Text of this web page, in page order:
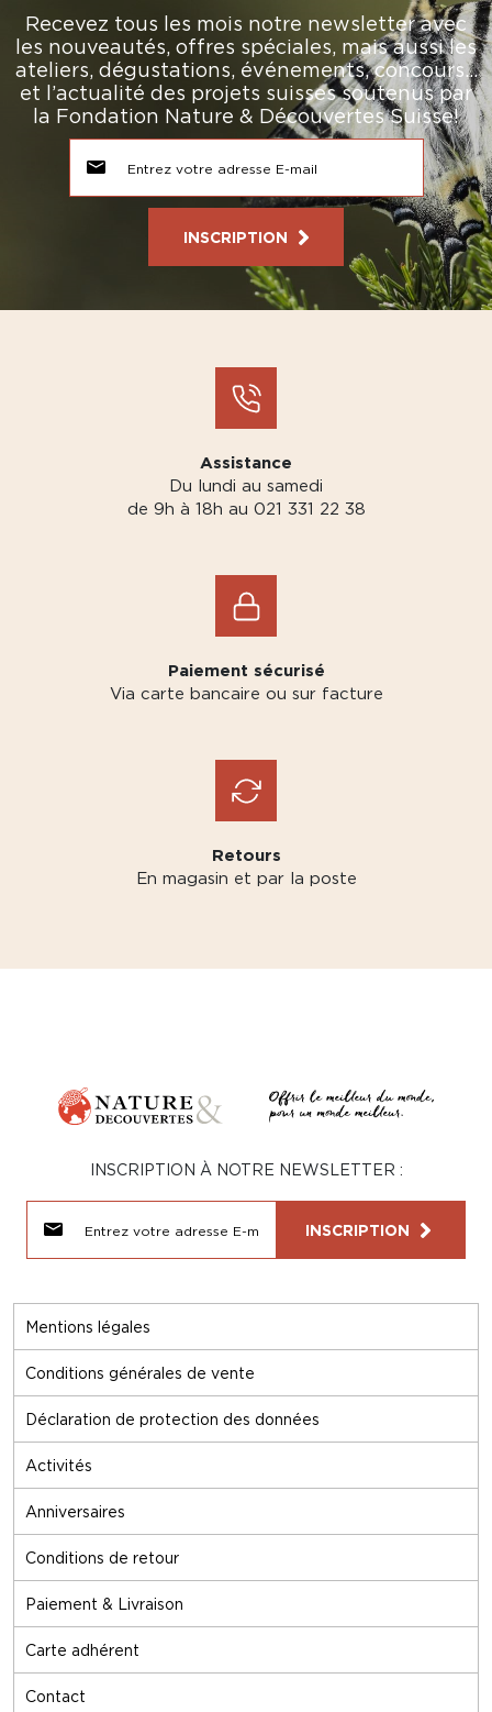
Recevez tous les mois notre newsletter avec
les nouveautés, offres spéciales, mais aussi les
ateliers, dégustations, événements, concours…
et l’actualité des projets suisses soutenus par
la Fondation Nature & Découvertes Suisse!
INSCRIPTION
Assistance
Du lundi au samedi
de 9h à 18h au 021 331 22 38
Paiement sécurisé
Via carte bancaire ou sur facture
Retours
En magasin et par la poste
Mentions légales
Conditions générales de vente
Déclaration de protection des données
Activités
Anniversaires
Conditions de retour
Paiement & Livraison
Carte adhérent
Contact
INSCRIPTION À NOTRE NEWSLETTER :
INSCRIPTION